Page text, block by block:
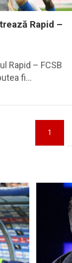
Rapid –
Rapid – FCSB
fi…
1